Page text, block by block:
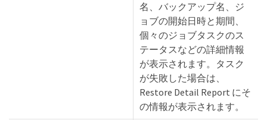
名、バックアップ名、ジ
ョブの開始日時と期間、
個々のジョブタスクのス
テータスなどの詳細情報
が表示されます。タスク
が失敗した場合は、
Restore Detail Report にそ
の情報が表示されます。